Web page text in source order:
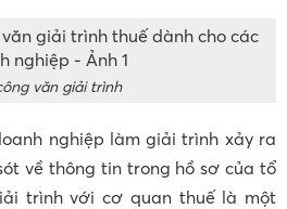
văn giải trình
nghiệp làm giải trình xảy ra
về thông tin trong hồ sơ của tổ
trình với cơ quan thuế là một